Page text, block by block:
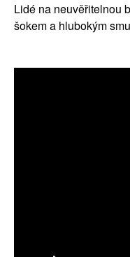
Lidé na neuvěřitelnou
šokem a hlubokým